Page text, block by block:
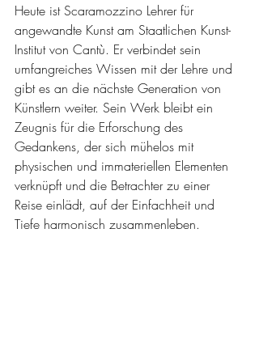
Heute ist Scaramozzino Lehrer für
angewandte Kunst am Staatlichen Kunst-
Institut von Cantù. Er verbindet sein
umfangreiches Wissen mit der Lehre und
gibt es an die nächste Generation von
Künstlern weiter. Sein Werk bleibt ein
Zeugnis für die Erforschung des
Gedankens, der sich mühelos mit
physischen und immateriellen Elementen
verknüpft und die Betrachter zu einer
Reise einlädt, auf der Einfachheit und
Tiefe harmonisch zusammenleben.